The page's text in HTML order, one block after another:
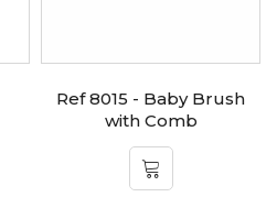
Ref 8015 - Baby Brush
with Comb